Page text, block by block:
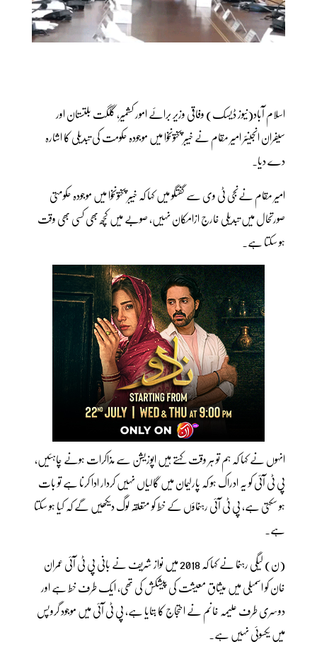
اسلام آباد(نیوز ڈیسک) وفاقی وزیر برائے امور کشمیر، گلگت بلتستان اور
سیفران انجینئر امیر مقام نے خیبر پختونخوا میں موجودہ حکومت کی تبدیلی کا اشارہ
دے دیا۔
امیر مقام نےنجی ٹی وی سے گفتگو میں کہا کہ خیبر پختونخوا میں موجودہ حکومتی
صورتحال میں تبدیلی خارج ازامکان نہیں، صوبے میں کچھ بھی کسی بھی وقت
ہو سکتا ہے۔
انہوں نے کہا کہ ہم تو ہر وقت کہتے ہیں اپوزیشن سے مذاکرات ہونے چاہئیں،
پی ٹی آئی کو یہ ادراک ہو کہ پارلیمان میں گالیاں نہیں کردار ادا کرنا ہے تو بات
ہو سکتی ہے، پی ٹی آئی رہنماؤں کے خط کو متعلقہ لوگ دیکھیں گے کہ کیا ہو سکتا
ہے۔
(ن) لیگی رہنما نے کہا کہ 2018 میں نواز شریف نے بانی پی ٹی آئی عمران
خان کو اسمبلی میں میثاق معیشت کی پیشکش کی تھی، ایک طرف خط ہے اور
دوسری طرف علیمہ خانم نے احتجاج کا بتایا ہے، پی ٹی آئی میں موجود گروپس
میں یکسوئی نہیں ہے۔